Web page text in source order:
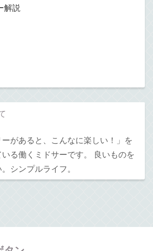
解説
ーがあると、こんなに楽しい！」を
る働くミドサーです。 良いものを
シンプルライフ。